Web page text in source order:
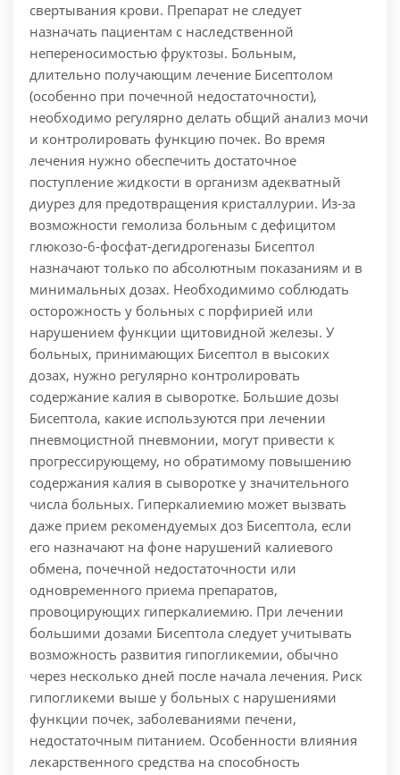
свертывания крови. Препарат не следует
назначать пациентам с наследственной
непереносимостью фруктозы. Больным,
длительно получающим лечение Бисептолом
(особенно при почечной недостаточности),
необходимо регулярно делать общий анализ мочи
и контролировать функцию почек. Во время
лечения нужно обеспечить достаточное
поступление жидкости в организм адекватный
диурез для предотвращения кристаллурии. Из-за
возможности гемолиза больным с дефицитом
глюкозо-6-фосфат-дегидрогеназы Бисептол
назначают только по абсолютным показаниям и в
минимальных дозах. Необходимимо соблюдать
осторожность у больных с порфирией или
нарушением функции щитовидной железы. У
больных, принимающих Бисептол в высоких
дозах, нужно регулярно контролировать
содержание калия в сыворотке. Большие дозы
Бисептола, какие используются при лечении
пневмоцистной пневмонии, могут привести к
прогрессирующему, но обратимому повышению
содержания калия в сыворотке у значительного
числа больных. Гиперкалиемию может вызвать
даже прием рекомендуемых доз Бисептола, если
его назначают на фоне нарушений калиевого
обмена, почечной недостаточности или
одновременного приема препаратов,
провоцирующих гиперкалиемию. При лечении
большими дозами Бисептола следует учитывать
возможность развития гипогликемии, обычно
через несколько дней после начала лечения. Риск
гипогликеми выше у больных с нарушениями
функции почек, заболеваниями печени,
недостаточным питанием. Особенности влияния
лекарственного средства на способность